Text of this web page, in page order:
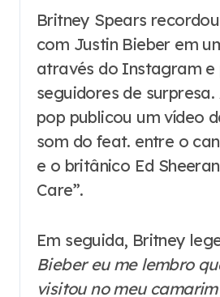
Britney Spears recordou um encontro
com Justin Bieber em
através do Instagram e
seguidores de
pop publicou um vídeo
som do feat. entre o
e o britânico Ed
Care”.
Em seguida, Britney
Bieber eu me lembro
visitou no meu